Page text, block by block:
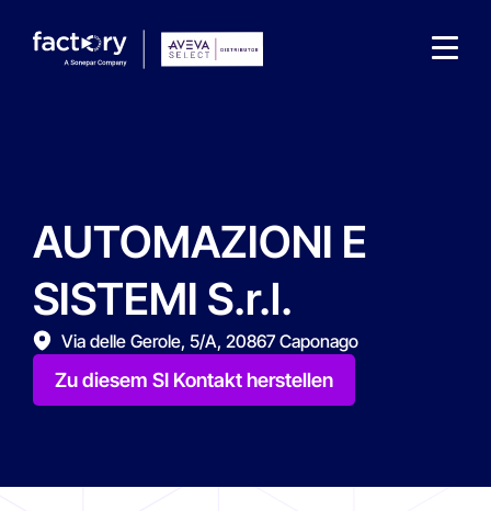
Wonach suchst du ?
AUTOMAZIONI E
SISTEMI S.r.l.
Via delle Gerole, 5/A, 20867 Caponago
Zu diesem SI Kontakt herstellen